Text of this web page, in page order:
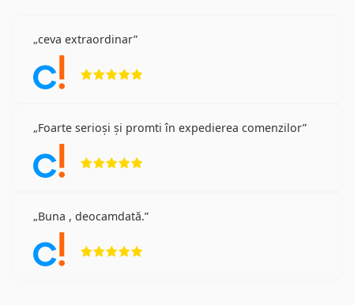
ceva extraordinar
Foarte serioși și promti în expedierea comenzilor
Buna , deocamdată.